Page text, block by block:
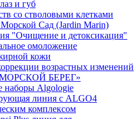
и губ
со стволовыми клетками
Сад (Jardin Marin)
"Очищение и детоксикация"
омоложение
кожи
возрастных изменений
МОРСКОЙ БЕРЕГ»
наборы Algologie
линия с ALGO4
комплексом